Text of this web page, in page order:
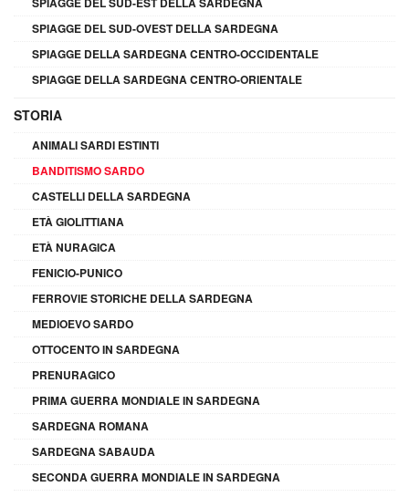
SPIAGGE DEL SUD-OVEST DELLA SARDEGNA
SPIAGGE DELLA SARDEGNA CENTRO-OCCIDENTALE
SPIAGGE DELLA SARDEGNA CENTRO-ORIENTALE
STORIA
ANIMALI SARDI ESTINTI
BANDITISMO SARDO
CASTELLI DELLA SARDEGNA
ETÀ GIOLITTIANA
ETÀ NURAGICA
FENICIO-PUNICO
FERROVIE STORICHE DELLA SARDEGNA
MEDIOEVO SARDO
OTTOCENTO IN SARDEGNA
PRENURAGICO
PRIMA GUERRA MONDIALE IN SARDEGNA
SARDEGNA ROMANA
SARDEGNA SABAUDA
SECONDA GUERRA MONDIALE IN SARDEGNA